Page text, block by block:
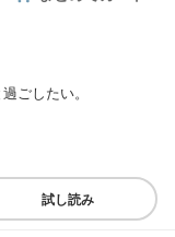
ごしたい。
試し読み